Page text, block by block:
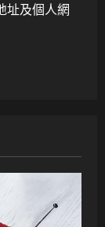
址及個人網